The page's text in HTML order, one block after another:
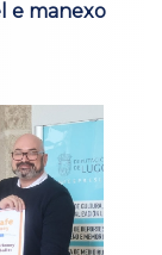
e manexo